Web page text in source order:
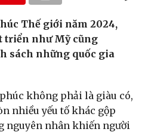
Thế giới năm 2024,
triển như Mỹ cũng
sách những quốc gia
không phải là giàu có,
nhiều yếu tố khác gộp
nguyên nhân khiến người